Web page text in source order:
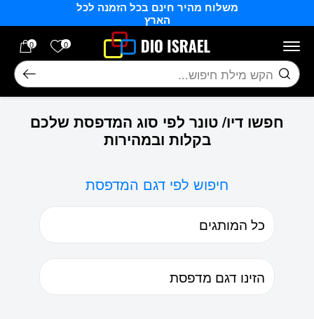
משלוח מהיר חינם בכל הזמנה לכל
הארץ
0 הרשימה
0
חיפוש
חפשו דיו/ טונר לפי סוג המדפסת שלכם
בקלות ובמהירות
חיפוש לפי דגם המדפסת